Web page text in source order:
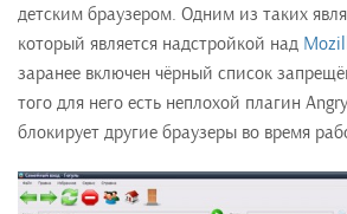
детским браузером. Одним из таких
который является надстройкой над
заранее включен чёрный список
того для него есть неплохой плагин
блокирует другие браузеры во время